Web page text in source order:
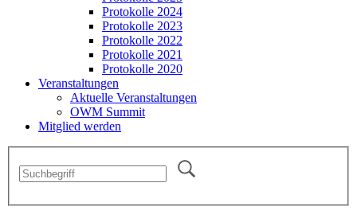
Protokolle 2024
Protokolle 2023
Protokolle 2022
Protokolle 2021
Protokolle 2020
Veranstaltungen
Aktuelle Veranstaltungen
OWM Summit
Mitglied werden